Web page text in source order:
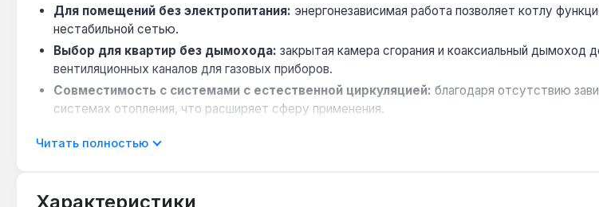
Для помещений без электропитания: энергонезависимая работа позволяет котлу
нестабильной сетью.
Выбор для квартир без дымохода: закрытая камера сгорания и коаксиальный дымоход
вентиляционных каналов для газовых приборов.
Совместимость с системами с естественной циркуляцией: благодаря отсутствию
системах отопления, что расширяет сферу применения.
обеспечивает стабильное горение в ветреную погоду.
Читать полностью
Характеристики